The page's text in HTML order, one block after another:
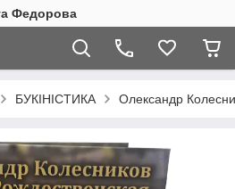
Федорова
БУКІНІСТИКА Олександр